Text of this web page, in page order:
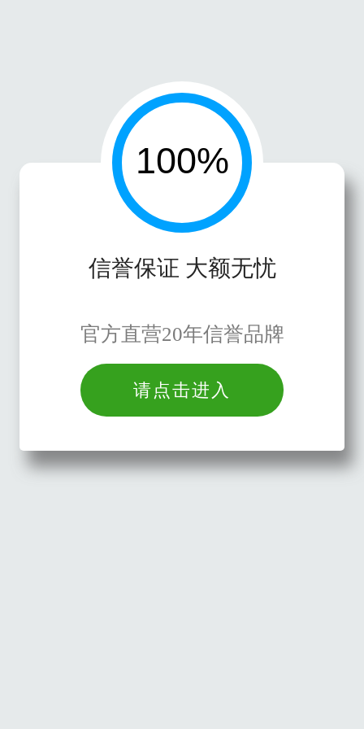
信誉保证 大额无忧
官方直营20年信誉品牌
请点击进入